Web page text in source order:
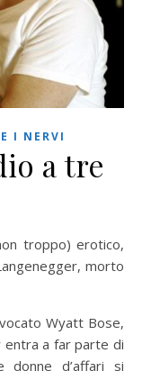
I NERVI
a tre
troppo) erotico,
morto
Wyatt Bose,
entra a far parte di
d’affari si